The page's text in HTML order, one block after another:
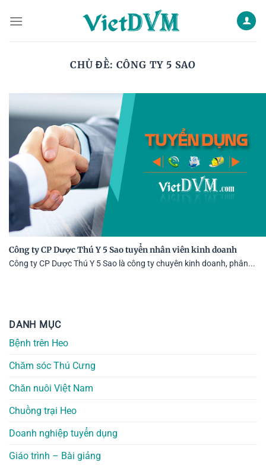
CHỦ ĐỀ: CÔNG TY 5 SAO
Công ty CP Dược Thú Y 5 Sao tuyển nhân viên kinh doanh
Công ty CP Dược Thú Y 5 Sao là công ty chuyên kinh doanh, phân...
DANH MỤC
Bệnh trên Heo
Chăm sóc Thú Cưng
Chăn nuôi Việt Nam
Chuồng trại Heo
Doanh nghiệp tuyển dụng
Giáo trình – Bài giảng